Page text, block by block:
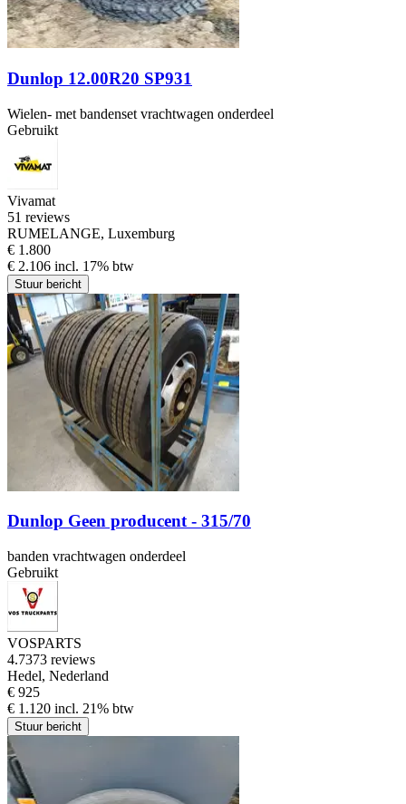
Dunlop 12.00R20 SP931
Wielen- met bandenset vrachtwagen onderdeel
Gebruikt
Vivamat
51 reviews
RUMELANGE, Luxemburg
€ 1.800
€ 2.106 incl. 17% btw
Stuur bericht
Dunlop Geen producent - 315/70
banden vrachtwagen onderdeel
Gebruikt
VOSPARTS
4.7373 reviews
Hedel, Nederland
€ 925
€ 1.120 incl. 21% btw
Stuur bericht